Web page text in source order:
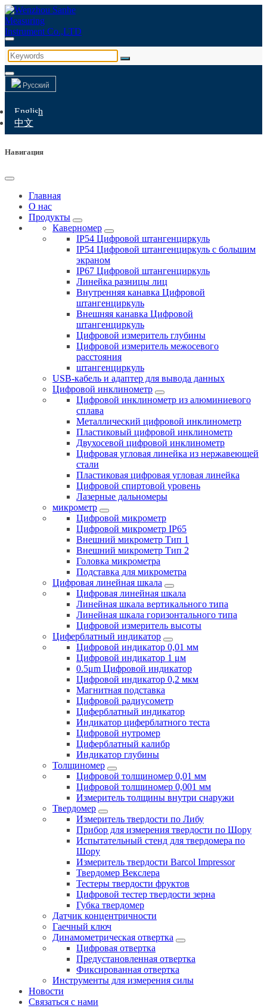
Русский
English
中文
Навигация
Главная
О нас
Продукты
Каверномер
IP54 Цифровой штангенциркуль
IP54 Цифровой штангенциркуль с большим
экраном
IP67 Цифровой штангенциркуль
Линейка разницы лиц
Внутренняя канавка Цифровой
штангенциркуль
Внешняя канавка Цифровой
штангенциркуль
Цифровой измеритель глубины
Цифровой измеритель межосевого
расстояния
штангенциркуль
USB-кабель и адаптер для вывода данных
Цифровой инклинометр
Цифровой инклинометр из алюминиевого
сплава
Металлический цифровой инклинометр
Пластиковый цифровой инклинометр
Двухосевой цифровой инклинометр
Цифровая угловая линейка из нержавеющей
стали
Пластиковая цифровая угловая линейка
Цифровой спиртовой уровень
Лазерные дальномеры
микрометр
Цифровой микрометр
Цифровой микрометр IP65
Внешний микрометр Тип 1
Внешний микрометр Тип 2
Головка микрометра
Подставка для микрометра
Цифровая линейная шкала
Цифровая линейная шкала
Линейная шкала вертикального типа
Линейная шкала горизонтального типа
Цифровой измеритель высоты
Циферблатный индикатор
Цифровой индикатор 0,01 мм
Цифровой индикатор 1 μм
0.5μm Цифровой индикатор
Цифровой индикатор 0,2 мкм
Магнитная подставка
Цифровой радиусометр
Циферблатный индикатор
Индикатор циферблатного теста
Цифровой нутромер
Циферблатный калибр
Индикатор глубины
Толщиномер
Цифровой толщиномер 0,01 мм
Цифровой толщиномер 0,001 мм
Измеритель толщины внутри снаружи
Твердомер
Измеритель твердости по Либу
Прибор для измерения твердости по Шору
Испытательный стенд для твердомера по
Шору
Измеритель твердости Barcol Impressor
Твердомер Векслера
Тестеры твердости фруктов
Цифровой тестер твердости зерна
Губка твердомер
Датчик концентричности
Гаечный ключ
Динамометрическая отвертка
Цифровая отвертка
Предустановленная отвертка
Фиксированная отвертка
Инструменты для измерения силы
Новости
Связаться с нами